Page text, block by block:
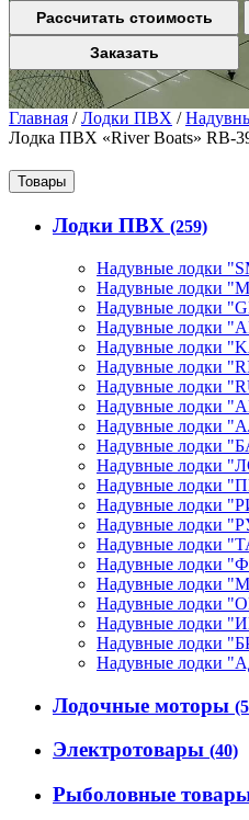
Рассчитать стоимость
Заказать
Главная /Лодки ПВХ /
Лодка ПВХ «River Boats» RB-
Товары
Лодки ПВХ (259)
Надувные лодки
Надувные лодки
Надувные лодки
Надувные лодки
Надувные лодки
Надувные лодки
Надувные лодки
Надувные лодки
Надувные лодки
Надувные лодки
Надувные лодки
Надувные лодки
Надувные лодки
Надувные лодки
Надувные лодки
Надувные лодки
Надувные лодки
Надувные лодки
Надувные лодки
Надувные лодки
Надувные лодки
Лодочные моторы
Электротовары (40)
Рыболовные